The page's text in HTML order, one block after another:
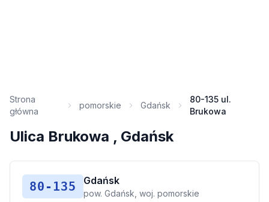
Strona
główna
pomorskie Gdańsk
80-135 ul.
Brukowa
Ulica Brukowa , Gdańsk
80-135 Gdańsk
pow. Gdańsk, woj. pomorskie